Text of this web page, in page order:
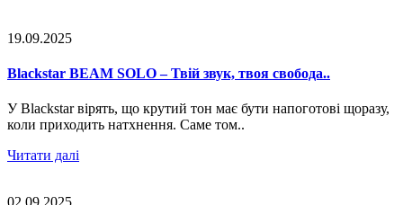
19.09.2025
Blackstar BEAM SOLO – Твій звук, твоя свобода..
У Blackstar вірять, що крутий тон має бути напоготові щоразу,
коли приходить натхнення. Саме том..
Читати далі